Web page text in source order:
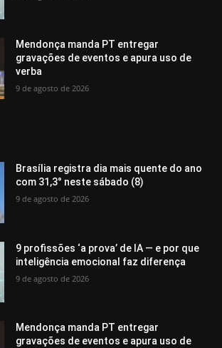
Mendonça manda PT entregar
gravações de eventos e apura uso de
verba
9 de agosto de 2026
Brasília registra dia mais quente do ano
com 31,3° neste sábado (8)
9 de agosto de 2026
9 profissões ‘a prova’ de IA — e por que
inteligência emocional faz diferença
9 de agosto de 2026
Mendonça manda PT entregar
gravações de eventos e apura uso de